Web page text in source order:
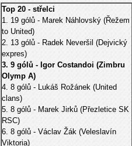
Top 20 - střelci
1. 19 gólů - Marek Náhlovský (Řežem
to United)
2. 13 gólů - Radek Neveršil (Dejvický
expres)
3. 9 gólů - Igor Costandoi (Zimbru
Olymp A)
4. 8 gólů - Lukáš Rožánek (United
clans)
5. 8 gólů - Marek Jirků (Přezletice SK
RSC)
6. 8 gólů - Václav Žák (Veleslavín
Viktoria)